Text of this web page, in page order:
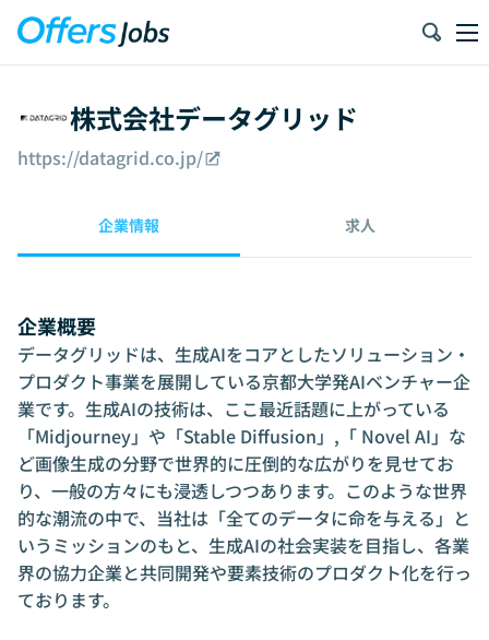
株式会社データグリッド
https://datagrid.co.jp/
企業情報 求人
企業概要
データグリッドは、生成AIをコアとしたソリューション・
プロダクト事業を展開している京都大学発AIベンチャー企
業です。生成AIの技術は、ここ最近話題に上がっている
「Midjourney」や「Stable Diffusion」,「 Novel AI」な
ど画像生成の分野で世界的に圧倒的な広がりを見せてお
り、一般の方々にも浸透しつつあります。このような世界
的な潮流の中で、当社は「全てのデータに命を与える」と
いうミッションのもと、生成AIの社会実装を目指し、各業
界の協力企業と共同開発や要素技術のプロダクト化を行っ
ております。